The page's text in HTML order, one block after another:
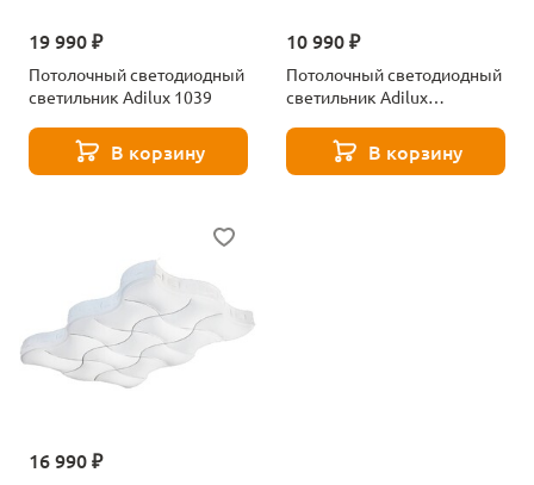
19 990 ₽
Потолочный светодиодный
светильник Adilux 1039
В корзину
10 990 ₽
Потолочный светодиодный
светильник Adilux
В корзину
16 990 ₽